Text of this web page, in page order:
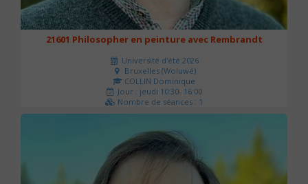
21601 Philosopher en peinture avec Rembrandt
Université d'été 2026
Bruxelles (Woluwé)
COLLIN Dominique
Jour : jeudi 10:30- 16:00
Nombre de séances : 1
40 €